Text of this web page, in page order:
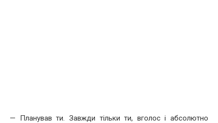
— Планував ти. Завжди тільки ти, вголос і абсолютно